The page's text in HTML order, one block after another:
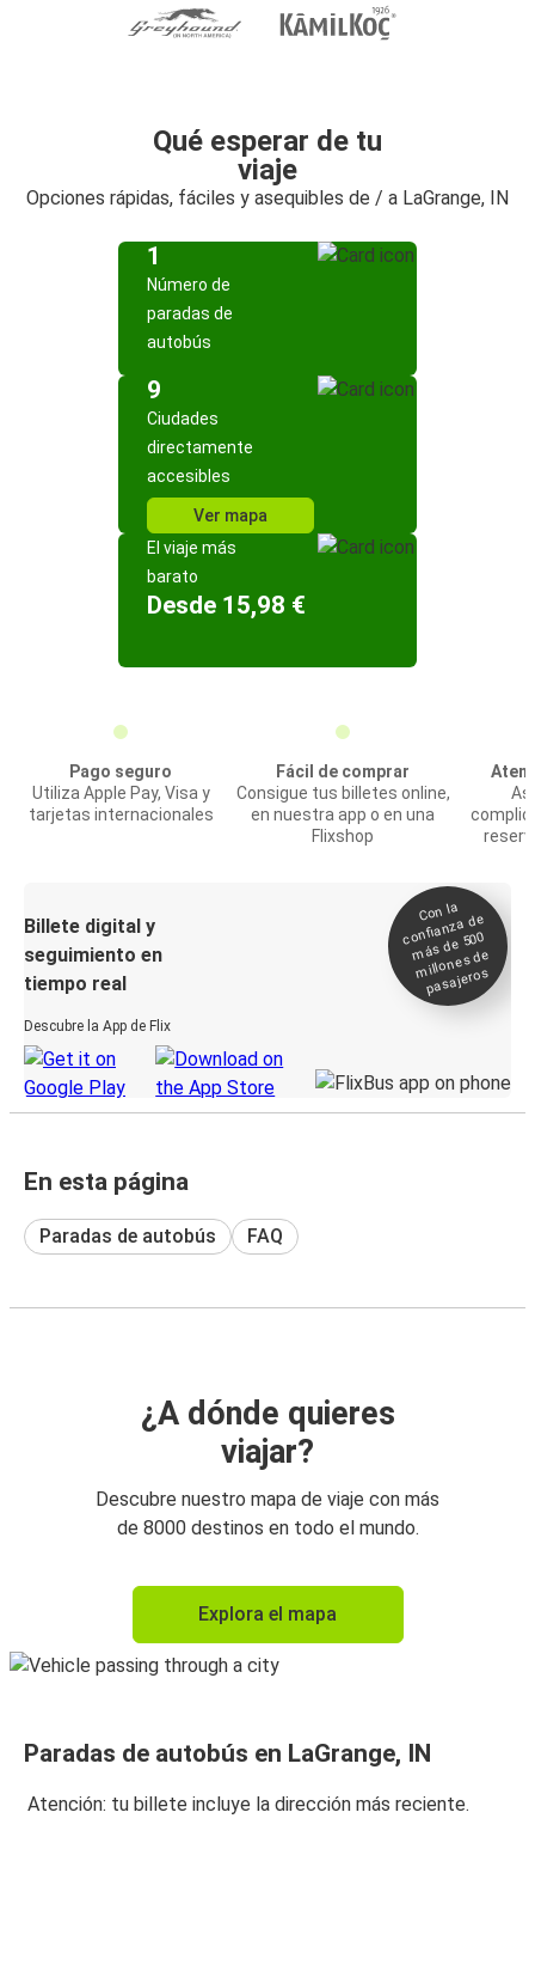
Qué esperar de tu
viaje
Opciones rápidas, fáciles y asequibles de / a LaGrange, IN
1
Número de
paradas de
autobús
9
Ciudades
directamente
accesibles
Ver mapa
El viaje más
barato
Desde 15,98 €
Pago seguro
Utiliza Apple Pay, Visa y
tarjetas internacionales
Fácil de comprar
Consigue tus billetes online,
en nuestra app o en una
Flixshop
Billete digital y
seguimiento en
tiempo real
Descubre la App de Flix
Con la
confianza de
más de 500
millones de
pasajeros
En esta página
Paradas de autobús FAQ
¿A dónde quieres
viajar?
Descubre nuestro mapa de viaje con más
de 8000 destinos en todo el mundo.
Explora el mapa
Paradas de autobús en LaGrange, IN
Atención: tu billete incluye la dirección más reciente.